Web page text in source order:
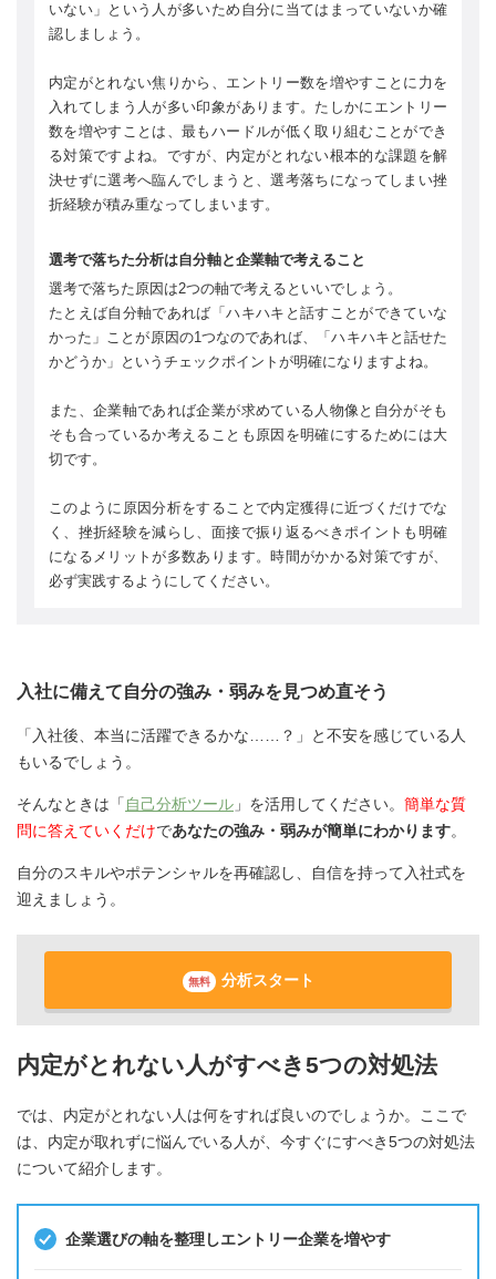
いない」という人が多いため自分に当てはまっていないか確
認しましょう。
内定がとれない焦りから、エントリー数を増やすことに力を
入れてしまう人が多い印象があります。たしかにエントリー
数を増やすことは、最もハードルが低く取り組むことができ
る対策ですよね。ですが、内定がとれない根本的な課題を解
決せずに選考へ臨んでしまうと、選考落ちになってしまい挫
折経験が積み重なってしまいます。
選考で落ちた分析は自分軸と企業軸で考えること
選考で落ちた原因は2つの軸で考えるといいでしょう。
たとえば自分軸であれば「ハキハキと話すことができていな
かった」ことが原因の1つなのであれば、「ハキハキと話せた
かどうか」というチェックポイントが明確になりますよね。
また、企業軸であれば企業が求めている人物像と自分がそも
そも合っているか考えることも原因を明確にするためには大
切です。
このように原因分析をすることで内定獲得に近づくだけでな
く、挫折経験を減らし、面接で振り返るべきポイントも明確
になるメリットが多数あります。時間がかかる対策ですが、
必ず実践するようにしてください。
入社に備えて自分の強み・弱みを見つめ直そう
「入社後、本当に活躍できるかな……？」と不安を感じている人
もいるでしょう。
そんなときは「 自己分析ツール 」を活用してください。 簡単な質
問に答えていくだけであなたの強み・弱みが簡単にわかります。
自分のスキルやポテンシャルを再確認し、自信を持って入社式を
迎えましょう。
無料 分析スタート
内定がとれない人がすべき5つの対処法
では、内定がとれない人は何をすれば良いのでしょうか。ここで
は、内定が取れずに悩んでいる人が、今すぐにすべき5つの対処法
について紹介します。
企業選びの軸を整理しエントリー企業を増やす